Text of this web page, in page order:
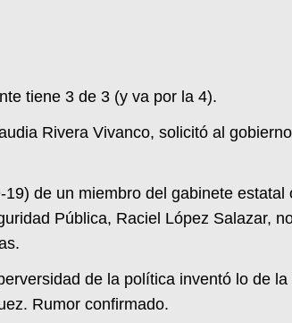
tiene 3 de 3 (y va por la 4).
Rivera Vivanco, solicitó al
de un miembro del gabinete
Pública, Raciel López Salazar,
de la política inventó lo de
Rumor confirmado.